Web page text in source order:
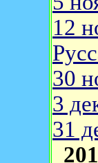
12
30
3
31